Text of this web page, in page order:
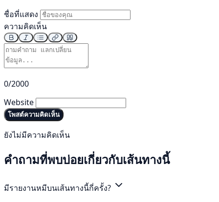
ชื่อที่แสดง
ความคิดเห็น
0/2000
Website
โพสต์ความคิดเห็น
ยังไม่มีความคิดเห็น
คำถามที่พบบ่อยเกี่ยวกับเส้นทางนี้
มีรายงานหมีบนเส้นทางนี้กี่ครั้ง?